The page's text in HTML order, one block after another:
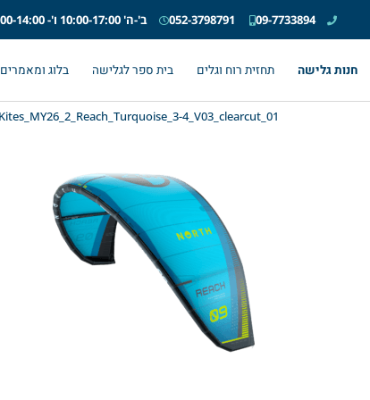
09-7733894
052-3798791 ב'-ה' 10:00-17:00 ו'- 09:00-14:00
חנות גלישה תחזית רוח וגלים בית ספר לגלישה בלוג ומאמרים
01_Kites_MY26_2_Reach_Turquoise_3-4_V03_clearcut